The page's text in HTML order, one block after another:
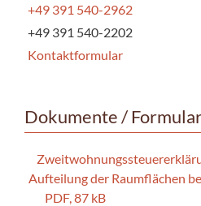
+49 391 540-2962
+49 391 540-2202
Kontaktformular
Dokumente /
Aufteilung der Raumflächen
PDF, 87 kB